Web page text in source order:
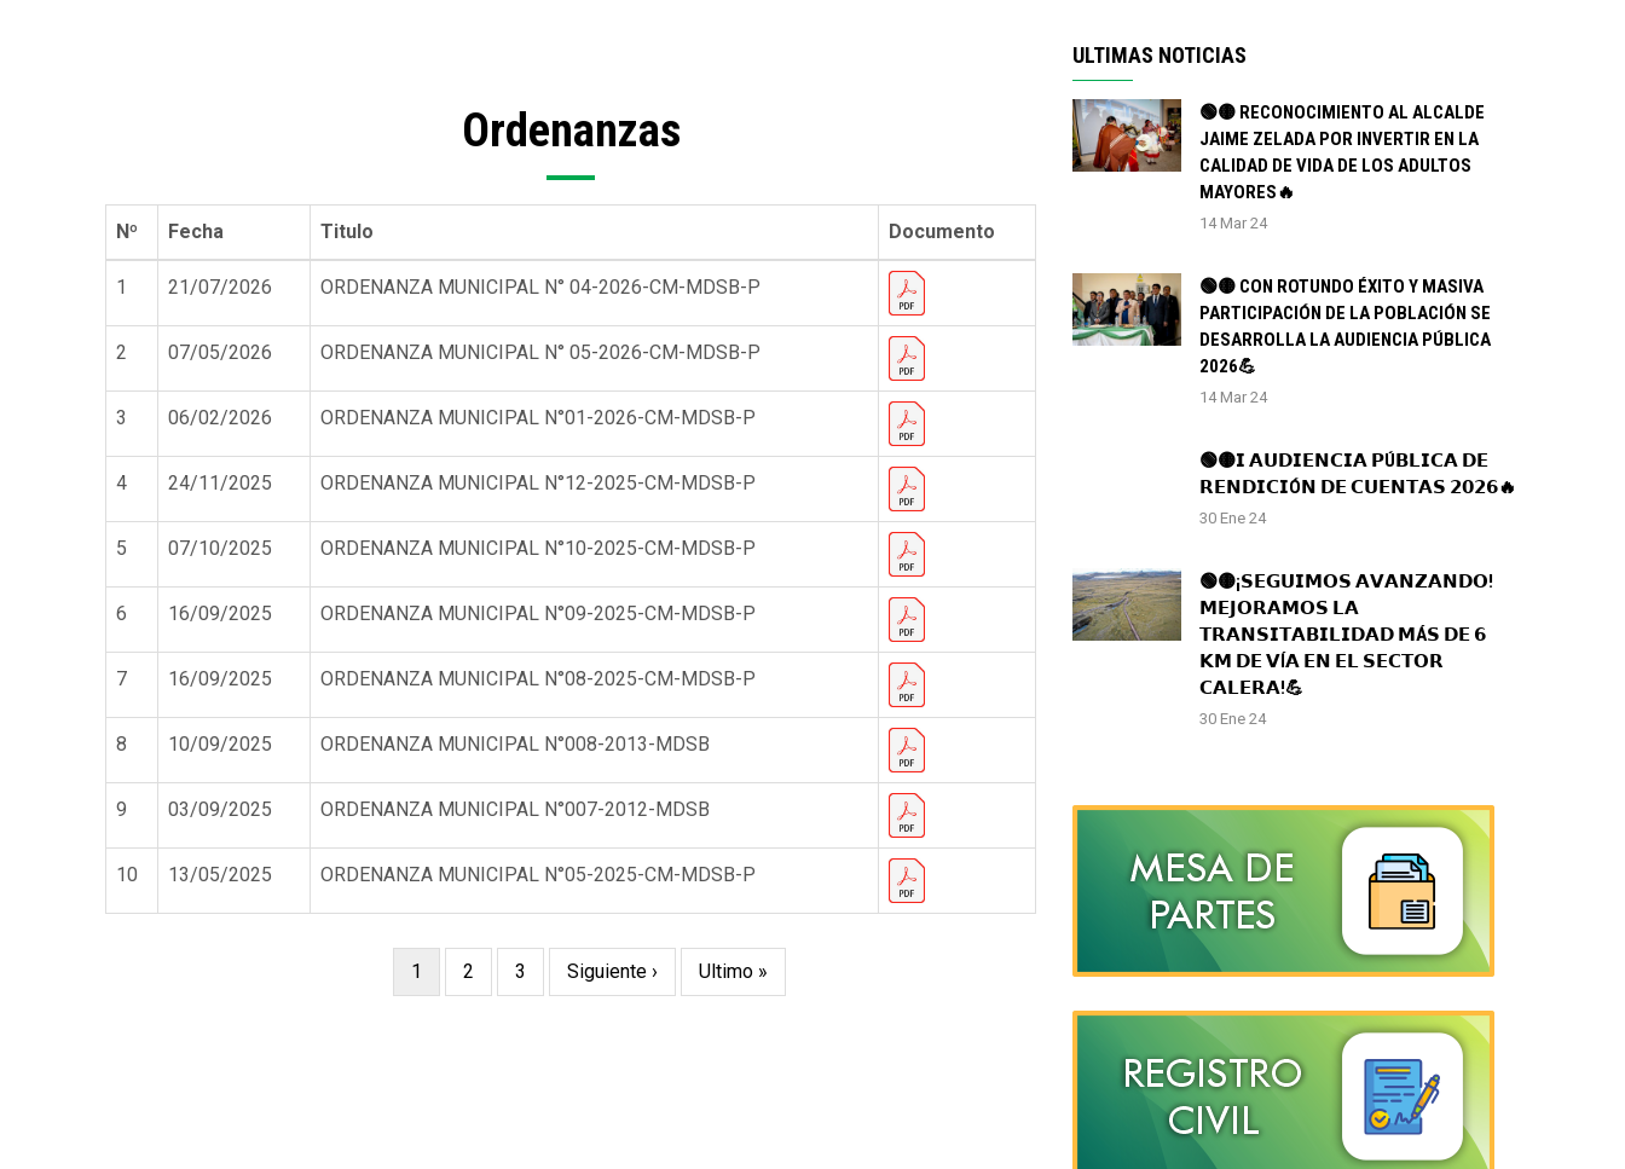
Ordenanzas
Nº Fecha Titulo Documento
1 21/07/2026 ORDENANZA MUNICIPAL N° 04-2026-CM-MDSB-P
2 07/05/2026 ORDENANZA MUNICIPAL N° 05-2026-CM-MDSB-P
3 06/02/2026 ORDENANZA MUNICIPAL N°01-2026-CM-MDSB-P
4 24/11/2025 ORDENANZA MUNICIPAL N°12-2025-CM-MDSB-P
5 07/10/2025 ORDENANZA MUNICIPAL N°10-2025-CM-MDSB-P
6 16/09/2025 ORDENANZA MUNICIPAL N°09-2025-CM-MDSB-P
7 16/09/2025 ORDENANZA MUNICIPAL N°08-2025-CM-MDSB-P
8 10/09/2025 ORDENANZA MUNICIPAL N°008-2013-MDSB
9 03/09/2025 ORDENANZA MUNICIPAL N°007-2012-MDSB
10 13/05/2025 ORDENANZA MUNICIPAL N°05-2025-CM-MDSB-P
Página
1 Page
2 Page
3
Siguiente
Siguiente ›
Última
Ultimo »
ULTIMAS NOTICIAS
🟢🟡 RECONOCIMIENTO AL ALCALDE
JAIME ZELADA POR INVERTIR EN LA
CALIDAD DE VIDA DE LOS ADULTOS
MAYORES🔥
14 Mar 24
🟢🟡 CON ROTUNDO ÉXITO Y MASIVA
PARTICIPACIÓN DE LA POBLACIÓN SE
DESARROLLA LA AUDIENCIA PÚBLICA
2026💪
14 Mar 24
🟢🟡𝗜 𝗔𝗨𝗗𝗜𝗘𝗡𝗖𝗜𝗔 𝗣Ú𝗕𝗟𝗜𝗖𝗔 𝗗𝗘
𝗥𝗘𝗡𝗗𝗜𝗖𝗜Ó𝗡 𝗗𝗘 𝗖𝗨𝗘𝗡𝗧𝗔𝗦 𝟮𝟬𝟮𝟲🔥
30 Ene 24
🟢🟡¡𝗦𝗘𝗚𝗨𝗜𝗠𝗢𝗦 𝗔𝗩𝗔𝗡𝗭𝗔𝗡𝗗𝗢!
𝗠𝗘𝗝𝗢𝗥𝗔𝗠𝗢𝗦 𝗟𝗔
𝗧𝗥𝗔𝗡𝗦𝗜𝗧𝗔𝗕𝗜𝗟𝗜𝗗𝗔𝗗 𝗠Á𝗦 𝗗𝗘 𝟲
𝗞𝗠 𝗗𝗘 𝗩Í𝗔 𝗘𝗡 𝗘𝗟 𝗦𝗘𝗖𝗧𝗢𝗥
𝗖𝗔𝗟𝗘𝗥𝗔!💪
30 Ene 24